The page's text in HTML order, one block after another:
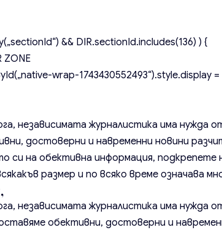
&& DIR.sectionId.includes(136) ) {
ZONE
wrap-1743430552493“).style.display =
независимата журналистика има нужда
достоверни и навременни новини
си на обективна информация, подкрепете
размер и по всяко време означава
независимата журналистика има нужда
обективни, достоверни и